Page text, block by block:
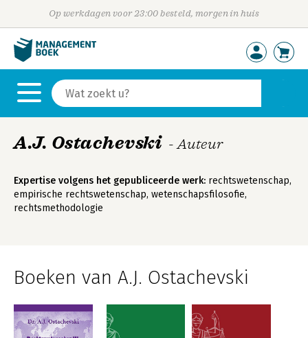
Op werkdagen voor 23:00 besteld, morgen in huis
A.J. Ostachevski - Auteur
Expertise volgens het gepubliceerde werk: rechtswetenschap,
empirische rechtswetenschap, wetenschapsfilosofie,
rechtsmethodologie
Boeken van A.J. Ostachevski